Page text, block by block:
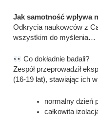
Jak samotność wpływa
Odkrycia naukowców z
wszystkim do myślenia…
Co dokładnie badali?
Zespół przeprowadził
(16-19 lat), stawiając ich
normalny dzień
całkowita